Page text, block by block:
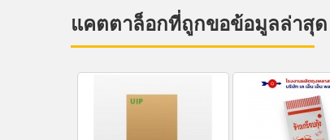
แคตตาล็อกที่ถูกขอข้อมูลล่าสุด